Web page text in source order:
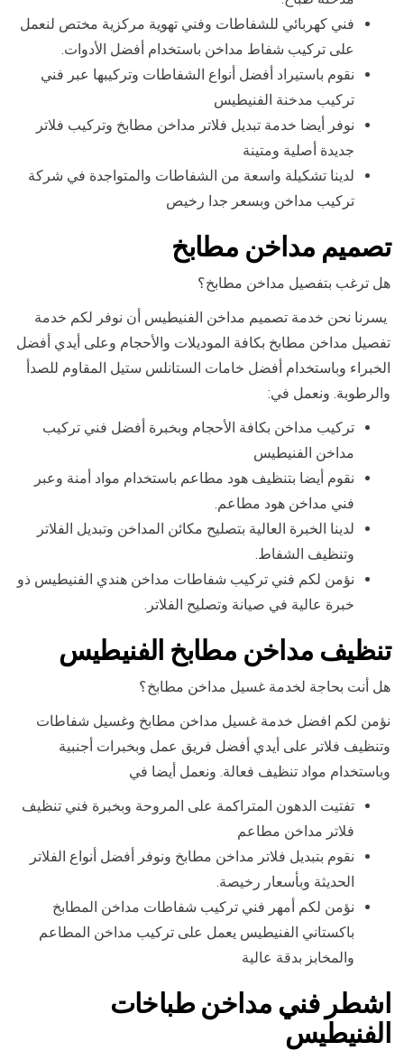
فني كهربائي للشفاطات وفني تهوية مركزية مختص لنعمل
على تركيب شفاط مداخن باستخدام أفضل الأدوات.
نقوم باستيراد أفضل أنواع الشفاطات وتركيبها عبر فني
تركيب مدخنة الفنيطيس
نوفر أيضا خدمة تبديل فلاتر مداخن مطابخ وتركيب فلاتر
جديدة أصلية ومتينة
لدينا تشكيلة واسعة من الشفاطات والمتواجدة في شركة
تركيب مداخن وبسعر جدا رخيص
تصميم مداخن مطابخ
هل ترغب بتفصيل مداخن مطابخ؟
يسرنا نحن خدمة تصميم مداخن الفنيطيس أن نوفر لكم خدمة
تفصيل مداخن مطابخ بكافة الموديلات والأحجام وعلى أيدي أفضل
الخبراء وباستخدام أفضل خامات الستانلس ستيل المقاوم للصدأ
والرطوبة. ونعمل في:
تركيب مداخن بكافة الأحجام وبخبرة أفضل فني تركيب
مداخن الفنيطيس
نقوم أيضا بتنظيف هود مطاعم باستخدام مواد أمنة وعبر
فني مداخن هود مطاعم.
لدينا الخبرة العالية بتصليح مكائن المداخن وتبديل الفلاتر
وتنظيف الشفاط.
نؤمن لكم فني تركيب شفاطات مداخن هندي الفنيطيس ذو
خبرة عالية في صيانة وتصليح الفلاتر.
تنظيف مداخن مطابخ الفنيطيس
هل أنت بحاجة لخدمة غسيل مداخن مطابخ؟
نؤمن لكم افضل خدمة غسيل مداخن مطابخ وغسيل شفاطات
وتنظيف فلاتر على أيدي أفضل فريق عمل وبخبرات أجنبية
وباستخدام مواد تنظيف فعالة. ونعمل أيضا في
تفتيت الدهون المتراكمة على المروحة وبخبرة فني تنظيف
فلاتر مداخن مطاعم
نقوم بتبديل فلاتر مداخن مطابخ ونوفر أفضل أنواع الفلاتر
الحديثة وبأسعار رخيصة.
نؤمن لكم أمهر فني تركيب شفاطات مداخن المطابخ
باكستاني الفنيطيس يعمل على تركيب مداخن المطاعم
والمخابز بدقة عالية
اشطر فني مداخن طباخات
الفنيطيس